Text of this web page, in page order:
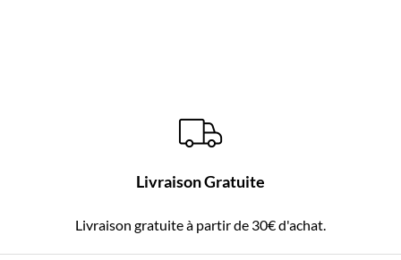
Livraison Gratuite
Livraison gratuite à partir de 30€ d'achat.